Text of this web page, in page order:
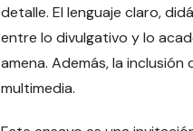
detalle. El lenguaje claro,
entre lo divulgativo y lo
amena. Además, la
multimedia.